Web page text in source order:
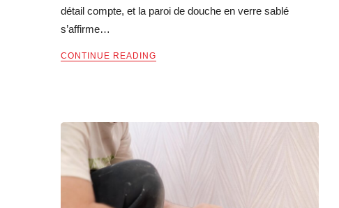
détail compte, et la paroi de douche en verre sablé
s’affirme…
CONTINUE READING